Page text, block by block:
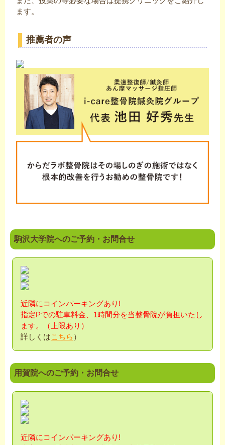
ます。
推薦者の声
駒沢大学院へのご予約・お問合せ
近隣にコインパーキングあり!
指定Pでの駐車料金、1時間分を当整骨院が負担いたし
ます。（上限あり）
詳しくはこちら ）
用賀院へのご予約・お問合せ
近隣にコインパーキングあり!